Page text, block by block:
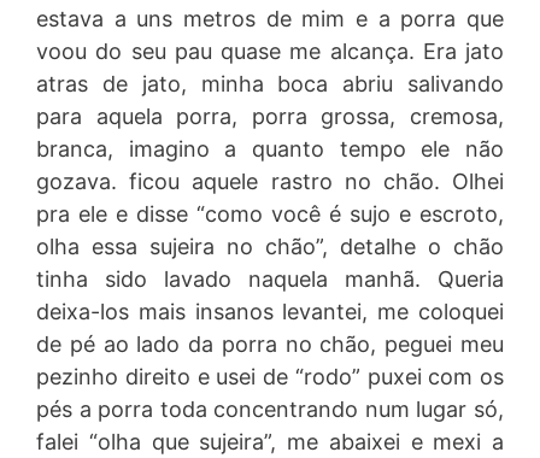
estava a uns metros de mim e a porra que
voou do seu pau quase me alcança. Era jato
atras de jato, minha boca abriu salivando
para aquela porra, porra grossa, cremosa,
branca, imagino a quanto tempo ele não
gozava. ficou aquele rastro no chão. Olhei
pra ele e disse “como você é sujo e escroto,
olha essa sujeira no chão”, detalhe o chão
tinha sido lavado naquela manhã. Queria
deixa-los mais insanos levantei, me coloquei
de pé ao lado da porra no chão, peguei meu
pezinho direito e usei de “rodo” puxei com os
pés a porra toda concentrando num lugar só,
falei “olha que sujeira”, me abaixei e mexi a